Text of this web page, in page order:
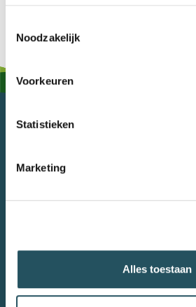
Noodzakelijk
Voorkeuren
Statistieken
Marketing
Alles toestaan
MEIERIJSTAD BEWEEGT
Stuur ons een e-mail
Privacyverklaring
ZWEMBAD DE MOLEN HEY